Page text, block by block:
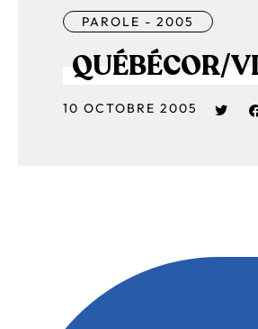
PAROLE - 2005
QUÉBÉCOR/
10 OCTOBRE 2005